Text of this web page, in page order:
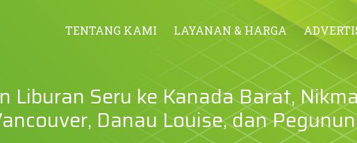
TENTANG KAMI LAYANAN & HARGA
Liburan Seru ke Kanada Barat,
Danau Louise, dan